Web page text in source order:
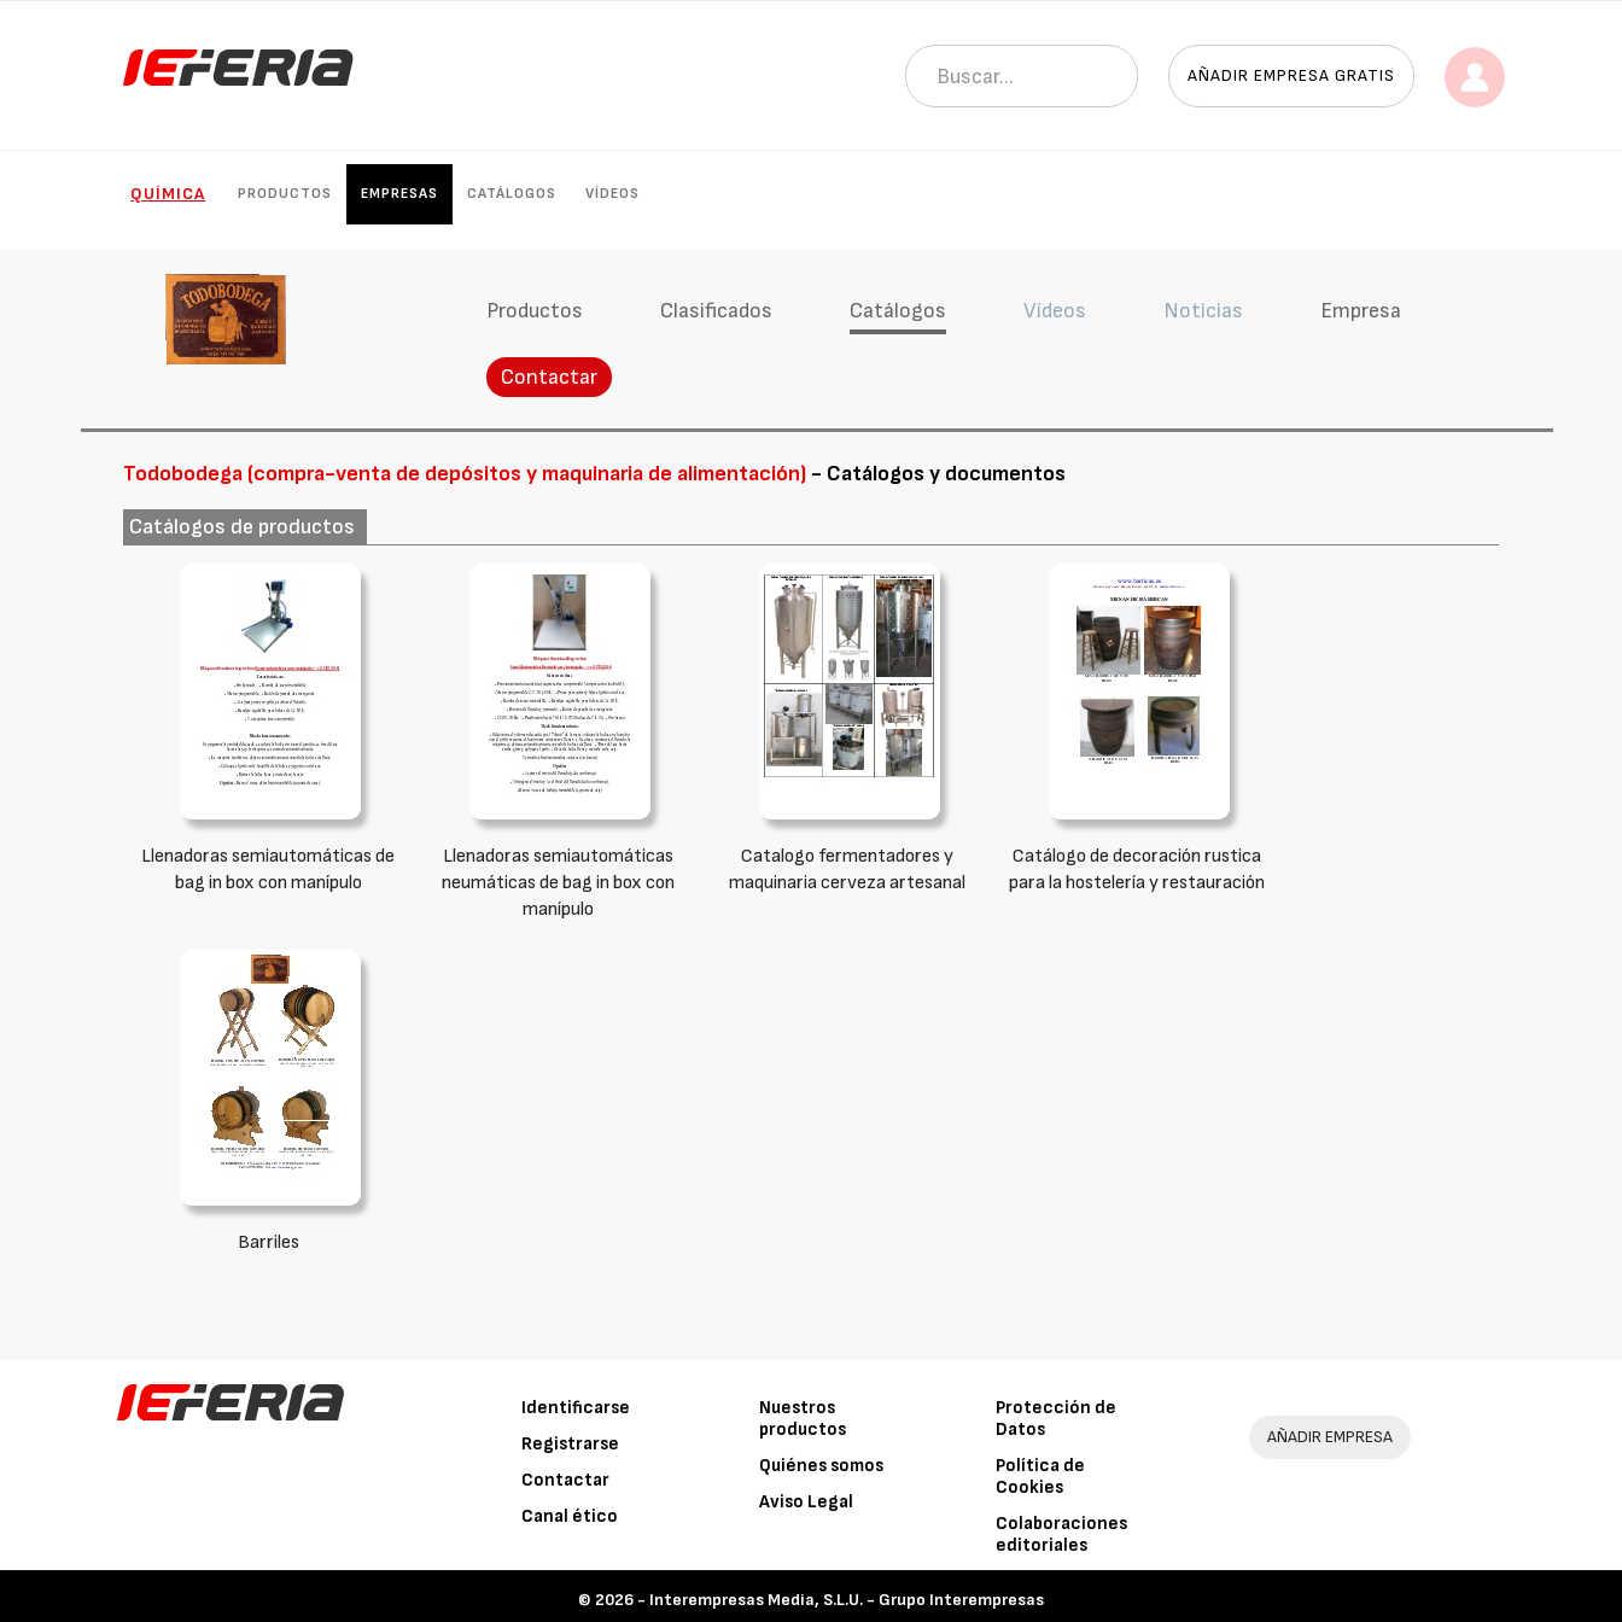
AÑADIR EMPRESA GRATIS
QUÍMICA PRODUCTOS EMPRESAS CATÁLOGOS VÍDEOS
Productos Clasificados Catálogos Vídeos Noticias Empresa
Contactar
Todobodega (compra-venta de depósitos y maquinaria de alimentación) - Catálogos y documentos
Catálogos de productos
Llenadoras semiautomáticas de
bag in box con manípulo
Llenadoras semiautomáticas
neumáticas de bag in box con
manípulo
Catalogo fermentadores y
maquinaria cerveza artesanal
Catálogo de decoración rustica
para la hostelería y restauración
Barriles
Identificarse
Registrarse
Contactar
Canal ético
Nuestros
productos
Quiénes somos
Aviso Legal
Protección de
Datos
Política de
Cookies
Colaboraciones
editoriales
AÑADIR EMPRESA
© 2026 - Interempresas Media, S.L.U. - Grupo Interempresas